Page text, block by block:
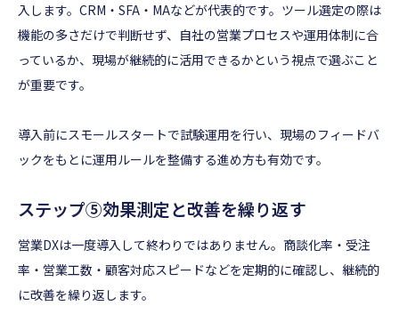
入します。CRM・SFA・MAなどが代表的です。ツール選定の際は
機能の多さだけで判断せず、自社の営業プロセスや運用体制に合
っているか、現場が継続的に活用できるかという視点で選ぶこと
が重要です。
導入前にスモールスタートで試験運用を行い、現場のフィードバ
ックをもとに運用ルールを整備する進め方も有効です。
ステップ⑤効果測定と改善を繰り返す
営業DXは一度導入して終わりではありません。商談化率・受注
率・営業工数・顧客対応スピードなどを定期的に確認し、継続的
に改善を繰り返します。